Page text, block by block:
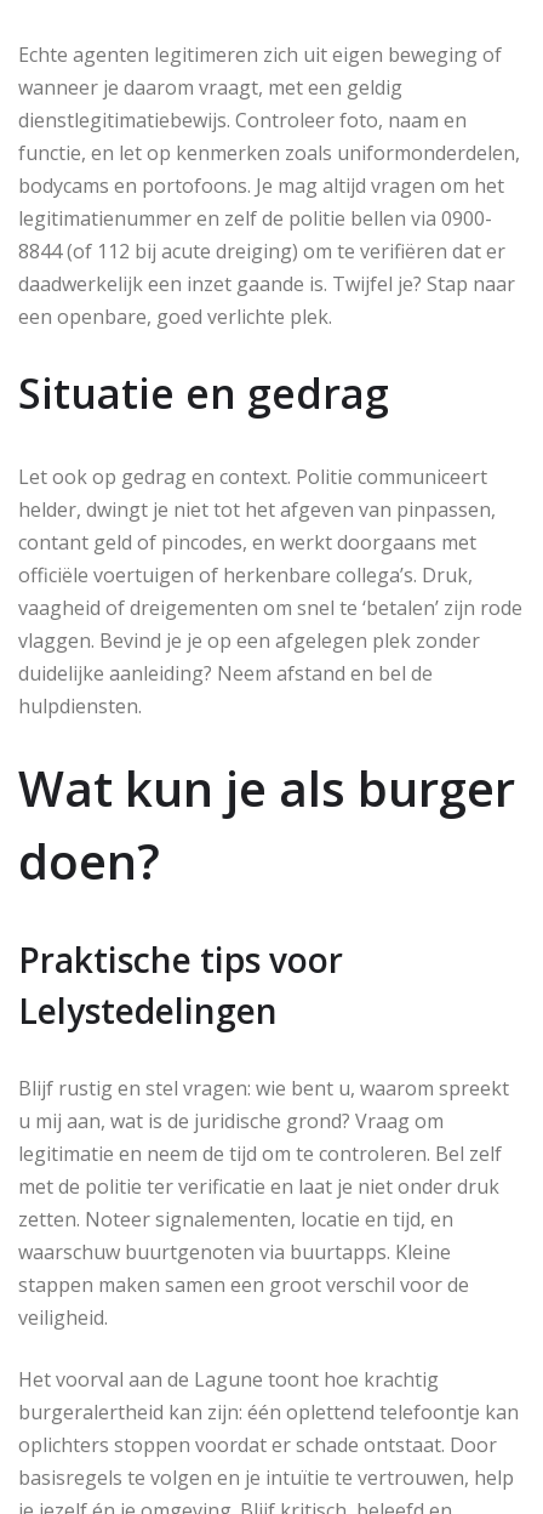
Echte agenten legitimeren zich uit eigen beweging of
wanneer je daarom vraagt, met een geldig
dienstlegitimatiebewijs. Controleer foto, naam en
functie, en let op kenmerken zoals uniformonderdelen,
bodycams en portofoons. Je mag altijd vragen om het
legitimatienummer en zelf de politie bellen via 0900-
8844 (of 112 bij acute dreiging) om te verifiëren dat er
daadwerkelijk een inzet gaande is. Twijfel je? Stap naar
een openbare, goed verlichte plek.
Situatie en gedrag
Let ook op gedrag en context. Politie communiceert
helder, dwingt je niet tot het afgeven van pinpassen,
contant geld of pincodes, en werkt doorgaans met
officiële voertuigen of herkenbare collega’s. Druk,
vaagheid of dreigementen om snel te ‘betalen’ zijn rode
vlaggen. Bevind je je op een afgelegen plek zonder
duidelijke aanleiding? Neem afstand en bel de
hulpdiensten.
Wat kun je als burger
doen?
Praktische tips voor
Lelystedelingen
Blijf rustig en stel vragen: wie bent u, waarom spreekt
u mij aan, wat is de juridische grond? Vraag om
legitimatie en neem de tijd om te controleren. Bel zelf
met de politie ter verificatie en laat je niet onder druk
zetten. Noteer signalementen, locatie en tijd, en
waarschuw buurtgenoten via buurtapps. Kleine
stappen maken samen een groot verschil voor de
veiligheid.
Het voorval aan de Lagune toont hoe krachtig
burgeralertheid kan zijn: één oplettend telefoontje kan
oplichters stoppen voordat er schade ontstaat. Door
basisregels te volgen en je intuïtie te vertrouwen, help